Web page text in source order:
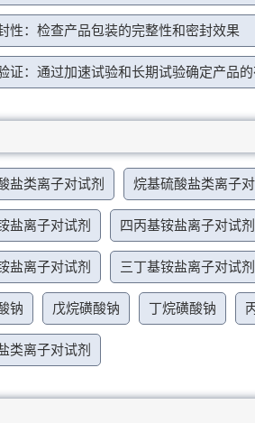
性：检查产品包装的完整性和密封效果
证：通过加速试验和长期试验确定产品
盐类离子对试剂 烷基硫酸盐类离子对
盐离子对试剂 四丙基铵盐离子对试剂
盐离子对试剂 三丁基铵盐离子对试剂
钠 戊烷磺酸钠 丁烷磺酸钠
类离子对试剂